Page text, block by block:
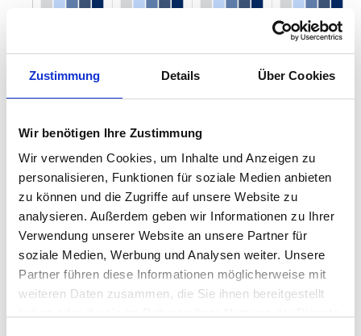
Zustimmung Details Über Cookies
Wir benötigen Ihre Zustimmung
Wir verwenden Cookies, um Inhalte und Anzeigen zu
personalisieren, Funktionen für soziale Medien anbieten
zu können und die Zugriffe auf unsere Website zu
analysieren. Außerdem geben wir Informationen zu Ihrer
Verwendung unserer Website an unsere Partner für
soziale Medien, Werbung und Analysen weiter. Unsere
Partner führen diese Informationen möglicherweise mit
weiteren Daten zusammen, die Sie ihnen bereitgestellt
Mietspiegel nach Baujahr pro qm 2026 in
Nordheim
Der Mietpreis einer Wohnung in Nordheim hängt von einer
Vielzahl von Faktoren ab, und eines der entscheidenden Kriterien
ist das Baujahr der Immobilie. Das Alter eines Gebäudes kann
einen erheblichen Einfluss auf den Mietpreis haben, da es
wichtige Informationen über den Zustand, die Ausstattung und